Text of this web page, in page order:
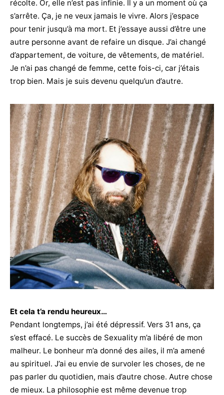
récolte. Or, elle n’est pas infinie. Il y a un moment où ça
s’arrête. Ça, je ne veux jamais le vivre. Alors j’espace
pour tenir jusqu’à ma mort. Et j’essaye aussi d’être une
autre personne avant de refaire un disque. J’ai changé
d’appartement, de voiture, de vêtements, de matériel.
Je n’ai pas changé de femme, cette fois-ci, car j’étais
trop bien. Mais je suis devenu quelqu’un d’autre.
Et cela t’a rendu heureux…
Pendant longtemps, j’ai été dépressif. Vers 31 ans, ça
s’est effacé. Le succès de Sexuality m’a libéré de mon
malheur. Le bonheur m’a donné des ailes, il m’a amené
au spirituel. J’ai eu envie de survoler les choses, de ne
pas parler du quotidien, mais d’autre chose. Autre chose
de mieux. La philosophie est même devenue trop